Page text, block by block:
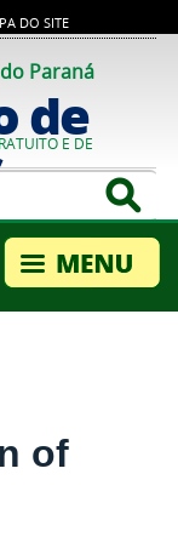
DO SITE
Paraná
de
E DE
of